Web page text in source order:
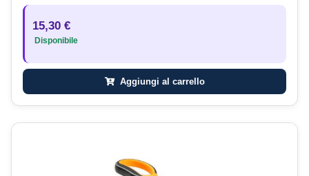
15,30 €
Disponibile
Aggiungi al carrello